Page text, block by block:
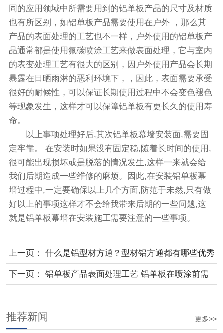
同的应用领域中所需要用到的铝单板产品的尺寸及材质
也有所区别，如铝单板产品需要使用在户外 ，那么其
产品的表面处理的工艺也不一样，户外使用的铝单板产
品通常都是使用氟碳喷涂工艺来做表面处理，它与室内
的表变处理工艺有很大的区别，因户外使用产品会长期
暴露在日晒雨淋的恶利环境下，，因此，表面需要承受
很好的耐候性，可以保证长期使用过程中不会变色褪色
等现象发生，这样才可以保障铝单板有更长久的使用寿
命。
以上事项处理好后,其次铝单板幕墙安装面,需要固
定牢靠。 在安装时如果没有固定稳,随着长时间的使用,
很可能出现损坏或是脱落的情况发生,这样一来就会给
我们后期造成一些维修的麻烦。因此,在安装铝单板幕
墙过程中,一定要确保以上几个方面,防范于未然,只有做
好以上的事项这样才不会给我带来后期的一些问题,这
就是铝单板幕墙在安装施工需要注意的一些事项。
上一页： 什么是铝型材方通？型材铝方通都有哪些优秀
的特点？
下一页： 铝单板产品表面处理工艺 铝单板在喷涂前需
更多>>
推荐新闻